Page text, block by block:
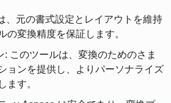
、元の書式設定とレイアウトを維持
の変換精度を保証します。
: このツールは、変換のためのさま
ョンを提供し、よりパーソナライズ
ます。